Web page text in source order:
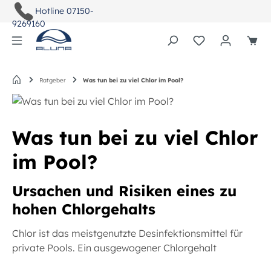
Hotline 07150-
9269160
Du hast 0
StartseiteRatgeber Was tun bei zu viel Chlor im Pool?
Was tun bei zu viel Chlor
im Pool?
Ursachen und Risiken eines zu
hohen Chlorgehalts
Chlor ist das meistgenutzte Desinfektionsmittel für
private Pools. Ein ausgewogener Chlorgehalt